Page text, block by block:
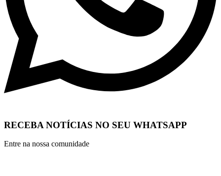
RECEBA NOTÍCIAS NO SEU WHATSAPP
Entre na nossa comunidade